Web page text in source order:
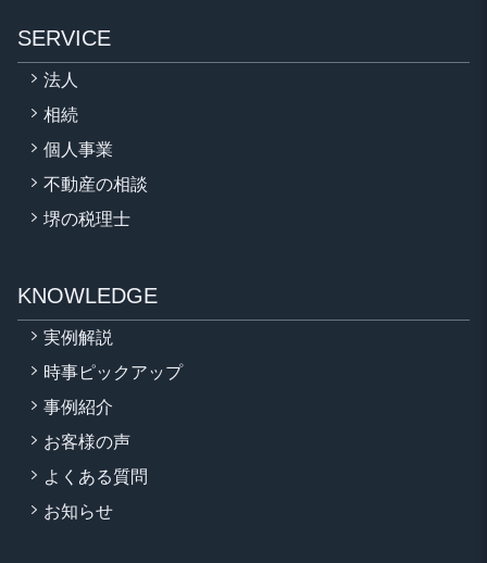
SERVICE
法人
相続
個人事業
不動産の相談
堺の税理士
KNOWLEDGE
実例解説
時事ピックアップ
事例紹介
お客様の声
よくある質問
お知らせ